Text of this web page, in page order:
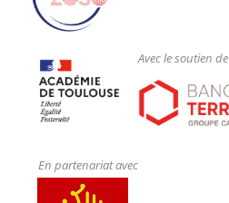
Avec le soutien de
En partenariat avec